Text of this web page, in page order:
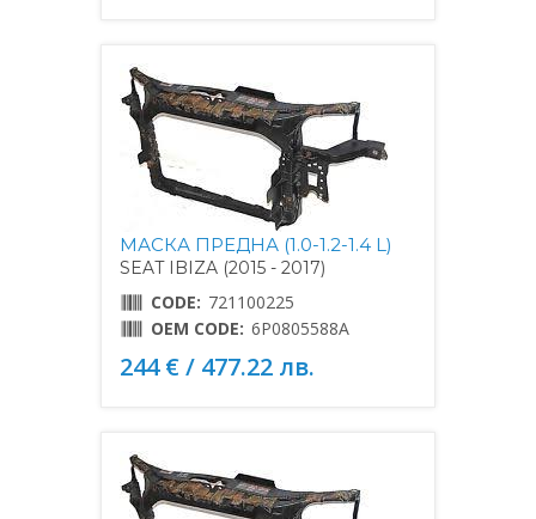
МАСКА ПРЕДНА (1.0-1.2-1.4 L)
SEAT IBIZA (2015 - 2017)
CODE: 721100225
OEM CODE: 6P0805588A
244 € / 477.22 лв.